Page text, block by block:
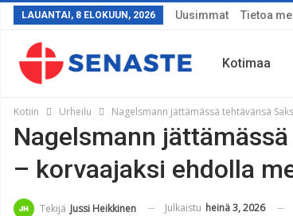
LAUANTAI, 8 ELOKUUN, 2026 Uusimmat Tietoa
Kotimaa
Sää
Kotiin Urheilu Nagelsmann jättämässä tehtävänsä
Nagelsmann
– korvaajaksi ehdolla
Tekijä Jussi Heikkinen Julkaistu heinä 3, 2026